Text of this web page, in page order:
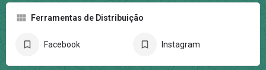
Ferramentas de Distribuição
Facebook Instagram